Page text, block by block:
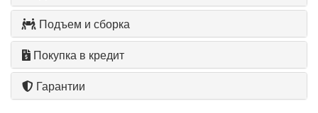
Подъем и сборка
Покупка в кредит
Гарантии